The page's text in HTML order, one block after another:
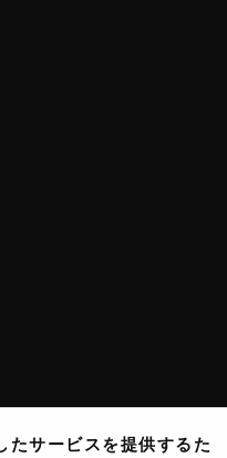
たサービスを提供するた